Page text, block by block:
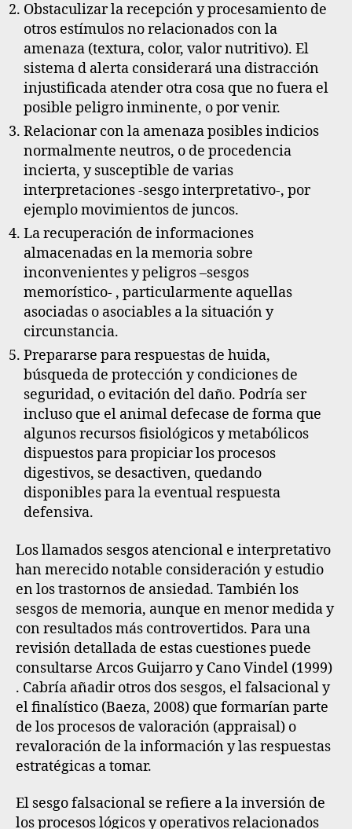
Obstaculizar la recepción y procesamiento de
otros estímulos no relacionados con la
amenaza (textura, color, valor nutritivo). El
sistema d alerta considerará una distracción
injustificada atender otra cosa que no fuera el
posible peligro inminente, o por venir.
Relacionar con la amenaza posibles indicios
normalmente neutros, o de procedencia
incierta, y susceptible de varias
interpretaciones -sesgo interpretativo-, por
ejemplo movimientos de juncos.
La recuperación de informaciones
almacenadas en la memoria sobre
inconvenientes y peligros –sesgos
memorístico- , particularmente aquellas
asociadas o asociables a la situación y
circunstancia.
Prepararse para respuestas de huida,
búsqueda de protección y condiciones de
seguridad, o evitación del daño. Podría ser
incluso que el animal defecase de forma que
algunos recursos fisiológicos y metabólicos
dispuestos para propiciar los procesos
digestivos, se desactiven, quedando
disponibles para la eventual respuesta
defensiva.
Los llamados sesgos atencional e interpretativo
han merecido notable consideración y estudio
en los trastornos de ansiedad. También los
sesgos de memoria, aunque en menor medida y
con resultados más controvertidos. Para una
revisión detallada de estas cuestiones puede
consultarse Arcos Guijarro y Cano Vindel (1999)
. Cabría añadir otros dos sesgos, el falsacional y
el finalístico (Baeza, 2008) que formarían parte
de los procesos de valoración (appraisal) o
revaloración de la información y las respuestas
estratégicas a tomar.
El sesgo falsacional se refiere a la inversión de
los procesos lógicos y operativos relacionados